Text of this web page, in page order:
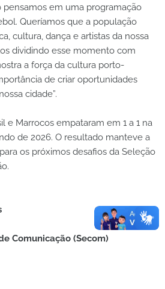
pensamos em uma programação
Queríamos que a população
cultura, dança e artistas da nossa
dividindo esse momento com
a força da cultura porto-
de criar oportunidades
cidade”.
e Marrocos empataram em 1 a 1 na
de 2026. O resultado manteve a
os próximos desafios da Seleção
Comunicação (Secom)